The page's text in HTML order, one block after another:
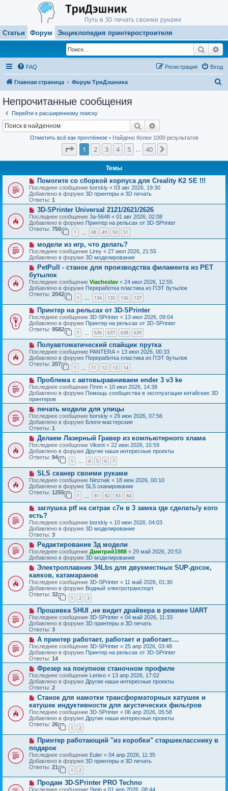
Статьи Форум Энциклопедия принтеростроителя
Поиск
FAQ Вход
Регистрация
Главная страница Форум ТриДэшника
Непрочитанные сообщения
Перейти к расширенному поиску
Поиск
Отметить всё как прочтённое• Найдено более 1000 результатов
Страница1 из
1 2 3 4 5 40
Темы
Н
о
в
о
е
с
о
о
б
е
н
и
е
Помогите со сборкой корпуса для Creality K2 SE !!!
Последнее сообщение borskiy « 03 авг 2026, 19:30
Добавлено в форуме 3D принтеры и 3D печать
Ответы: 1
Н
о
в
о
е
с
о
о
б
щ
е
н
и
е
3D-SPrinter Universal 2121/2621/2626
Последнее сообщение 3a-5648 « 01 авг 2026, 02:08
Добавлено в форуме Принтер на рельсах от 3D-SPrinter
Ответы: 750
1 48 49 50 51
Н
о
в
о
с
о
о
б
щ
е
и
е
модели из игр, что делать?
Последнее сообщение Lirey « 27 июл 2026, 21:55
Добавлено в форуме 3D моделирование
Н
в
о
е
с
о
б
щ
е
н
и
PetPull - cтанок для производства филамента из PET
бутылок
Последнее сообщение Viacheslav « 24 июл 2026, 12:55
Добавлено в форуме Переработка пластика из ПЭТ бутылок
Ответы: 2042
1 … 134 135 136 137
Н
о
в
о
е
с
о
б
щ
н
и
е
Принтер на рельсах от 3D-SPrinter
Последнее сообщение 3D-SPrinter « 13 июл 2026, 09:04
Добавлено в форуме Принтер на рельсах от 3D-SPrinter
Ответы: 9582
1 636 637 638 639
Н
о
в
о
с
о
б
щ
е
н
и
е
Полуавтоматический спайщик прутка
Последнее сообщение PANTERA« 13 июл 2026, 00:33
Добавлено в форуме Переработка пластика из ПЭТ бутылок
Ответы: 207
1 11 12 13 14
Н
о
в
о
е
с
о
о
б
щ
е
н
и
е
Проблема с автовыравниваем ender 3 v3 ke
Последнее сообщение Пппп « 10 июл 2026, 14:38
Добавлено в форуме Помощь сообщества в эксплуатации китайских 3D
принтеров
Н
о
в
о
е
с
о
о
б
е
н
и
е
печать модели для улицы
Последнее сообщение borskiy « 29 июн 2026, 07:56
Добавлено в форуме Блоги-мастерские
Ответы: 1
Н
о
в
о
е
с
о
о
б
щ
н
и
е
Делаем Лазерный Гравер из компьютерного хлама
Последнее сообщение Vikent « 22 июн 2026, 15:59
Добавлено в форуме Другие наши интересные проекты
Ответы: 94
1 … 4 5 6 7
Н
о
в
о
е
с
о
о
б
щ
е
н
е
SLS сканер своими руками
Последнее сообщение Ninznak « 18 июн 2026, 00:10
Добавлено в форуме SLS сканирование
Ответы: 1255
1 81 82 83 84
Н
в
о
е
с
о
о
б
щ
е
н
и
е
заглушка ptf на ситрак с7н в 3 замка где сделать/у кого
есть?
Последнее сообщение borskiy « 10 июн 2026, 04:03
Добавлено в форуме 3D моделирование
Ответы: 3
Н
о
в
о
е
с
о
о
б
е
и
е
Редактирование 3д модели
Последнее сообщение Дмитрий1988 « 29 май 2026, 20:53
Добавлено в форуме 3D моделирование
Н
в
о
е
с
о
б
щ
е
н
и
е
Электроплавник 34Lbs для двухместных SUP-досок,
каяков, катамаранов
Последнее сообщение 3D-SPrinter « 11 май 2026, 01:30
Добавлено в форуме Водный электротранспорт
Ответы: 32
1 2 3
Н
о
в
о
е
с
о
о
б
щ
е
н
и
е
Прошивка SHUI ,не видит драйвера в режиме UART
Последнее сообщение 3D-SPrinter « 04 май 2026, 11:33
Добавлено в форуме 3D принтеры и 3D печать
Ответы: 3
Н
о
в
о
е
с
о
о
б
щ
е
н
и
е
А принтер работает, работает и работает....
Последнее сообщение 3D-SPrinter « 25 апр 2026, 03:48
Добавлено в форуме Принтер на рельсах от 3D-SPrinter
Ответы: 14
Н
о
в
о
е
с
о
о
б
щ
е
н
е
Фрезер на покупном станочном профиле
Последнее сообщение Lenivo « 13 апр 2026, 17:02
Добавлено в форуме Другие наши интересные проекты
Ответы: 2
Н
в
о
е
с
о
щ
е
н
и
е
Станок для намотки трансформаторных катушек и
катушек индуктивности для акустических фильтров
Последнее сообщение 3D-SPrinter « 06 апр 2026, 05:58
Добавлено в форуме Другие наши интересные проекты
Ответы: 26
1 2
Н
в
о
е
с
о
о
б
Принтер работающий "из коробки" старшекласснику в
подарок
Последнее сообщение Euler « 04 апр 2026, 11:35
Добавлено в форуме 3D принтеры и 3D печать
Ответы: 21
1 2
Н
о
Продам 3D-SPrinter PRO Techno
Последнее сообщение Stein « 01 апр 2026, 08:44